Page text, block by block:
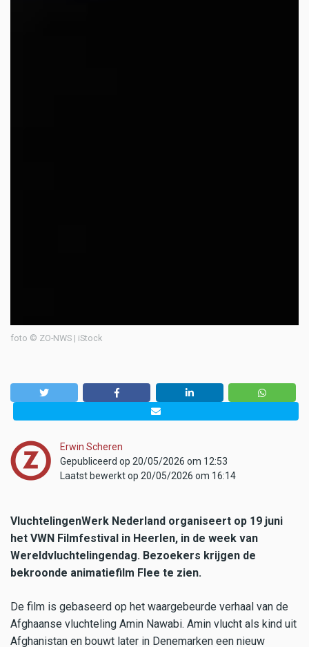
foto © ZO-NWS | iStock
Erwin Scheren
Gepubliceerd op 20/05/2026 om 12:53
Laatst bewerkt op 20/05/2026 om 16:14
VluchtelingenWerk Nederland organiseert op 19 juni
het VWN Filmfestival in Heerlen, in de week van
Wereldvluchtelingendag. Bezoekers krijgen de
bekroonde animatiefilm Flee te zien.
De film is gebaseerd op het waargebeurde verhaal van de
Afghaanse vluchteling Amin Nawabi. Amin vlucht als kind uit
Afghanistan en bouwt later in Denemarken een nieuw